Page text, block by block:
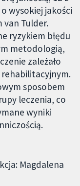
wysokiej jakości
van Tulder.
ryzykiem błędu
metodologią,
zależało
rehabilitacyjnym.
sposobem
leczenia, co
wyniki
Magdalena